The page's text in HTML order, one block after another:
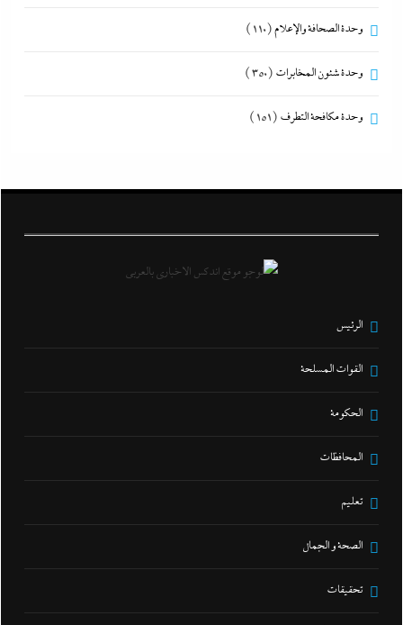
وحدة الصحافة والإعلام(110)
وحدة شئون المخابرات (350)
وحدة مكافحة التطرف (151)
الرئيس
القوات المسلحة
الحكومة
المحافظات
تعليم
الصحة و الجمال
تحقيقات